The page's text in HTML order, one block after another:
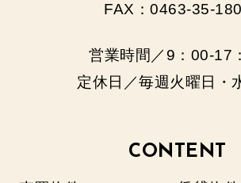
FAX：0463-35-
営業時間／9：00‐17
定休日／毎週火曜日・
CONTENT